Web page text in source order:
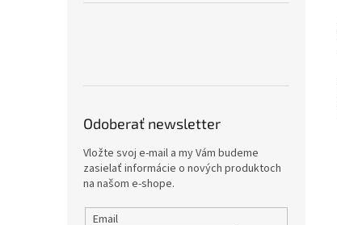
Odoberať newsletter
Vložte svoj e-mail a my Vám budeme
zasielať informácie o nových produktoch
na našom e-shope.
Email